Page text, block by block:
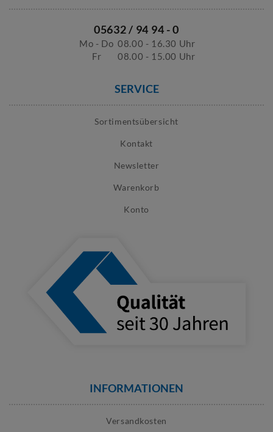
05632 / 94 94 - 0
Mo - Do 08.00 - 16.30 Uhr
Fr
08.00 - 15.00 Uhr
SERVICE
Sortimentsübersicht
Kontakt
Newsletter
Warenkorb
Konto
INFORMATIONEN
Versandkosten